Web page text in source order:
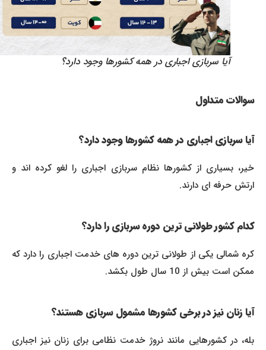
آیا سربازی اجباری در همه کشورها وجود دارد؟
سوالات متداول
آیا سربازی اجباری در همه کشورها وجود دارد؟
خیر، بسیاری از کشورها نظام سربازی اجباری را لغو کرده اند و
ارتش حرفه ای دارند.
کدام کشور طولانی ترین دوره سربازی را دارد؟
کره شمالی یکی از طولانی ترین دوره های خدمت اجباری را دارد که
ممکن است بیش از 10 سال طول بکشد.
آیا زنان نیز در برخی کشورها مشمول سربازی هستند؟
بله، در کشورهایی مانند نروژ خدمت نظامی برای زنان نیز اجباری